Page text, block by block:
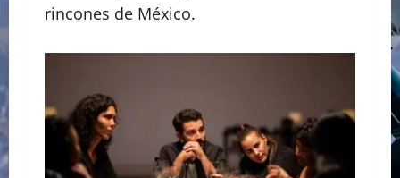
rincones de México.